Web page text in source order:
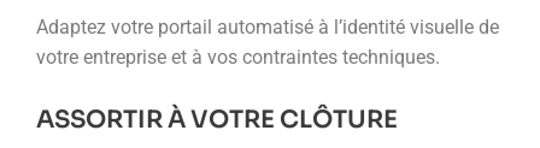
Adaptez votre portail automatisé à l’identité visuelle de
votre entreprise et à vos contraintes techniques.
ASSORTIR À VOTRE CLÔTURE